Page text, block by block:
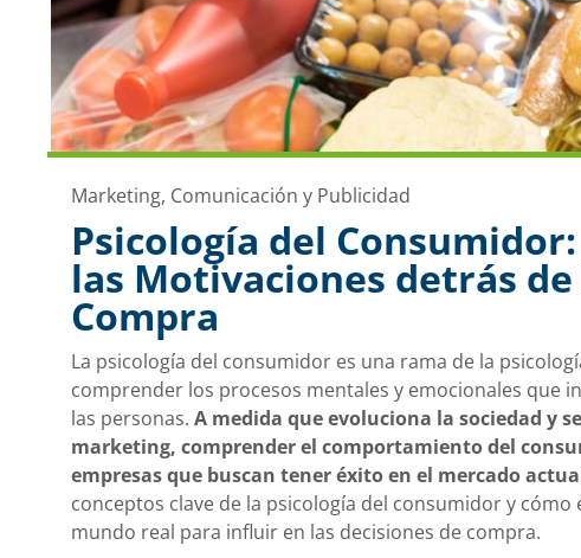
Marketing, Comunicación y Publicidad
Psicología del
las Motivaciones detrás
Compra
La psicología del consumidor es una rama de la
comprender los procesos mentales y emocionales que
las personas. A medida que evoluciona la sociedad y
marketing, comprender el comportamiento del
empresas que buscan tener éxito en el mercado
conceptos clave de la psicología del consumidor y
mundo real para influir en las decisiones de compra.